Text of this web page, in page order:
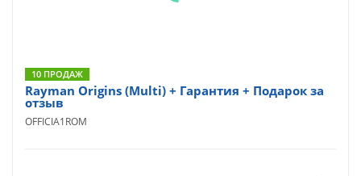
10 ПРОДАЖ
Rayman Origins (Multi) + Гарантия + Подарок за
отзыв
OFFICIA1ROM